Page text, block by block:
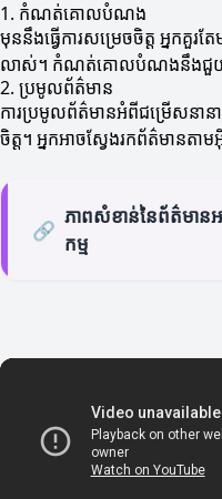
1. កំណត់គោលបំណង
មុននឹងធ្វើការ​សម្រេចចិត្ត អ្នក
លាស់។ កំណត់គោលបំណងនឹងជួយ
2. ប្រមូលព័ត៌មាន
ការប្រមូលព័ត៌មានអំពីជម្រើសនានា
ចិត្ត។ អ្នកអាចស្វែងរកព័ត៌មាន
🔗
ភាពសំខាន់នៃព័ត៌មាន
កម្ម